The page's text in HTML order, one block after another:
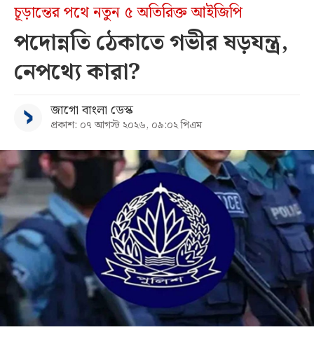
চূড়ান্তের পথে নতুন ৫ অতিরিক্ত আইজিপি
পদোন্নতি ঠেকাতে গভীর ষড়যন্ত্র,
নেপথ্যে কারা?
জাগো বাংলা ডেস্ক
প্রকাশ: ০৭ আগস্ট ২০২৬, ০৯:০২ পিএম